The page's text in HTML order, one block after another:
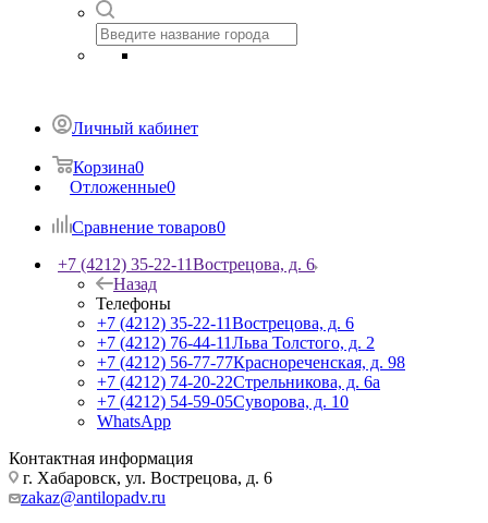
Личный кабинет
Корзина0
Отложенные0
Сравнение товаров0
+7 (4212) 35-22-11Вострецова, д. 6
Назад
Телефоны
+7 (4212) 35-22-11Вострецова, д. 6
+7 (4212) 76-44-11Льва Толстого, д. 2
+7 (4212) 56-77-77Краснореченская, д. 98
+7 (4212) 74-20-22Стрельникова, д. 6а
+7 (4212) 54-59-05Суворова, д. 10
WhatsApp
Контактная информация
г. Хабаровск, ул. Вострецова, д. 6
zakaz@antilopadv.ru